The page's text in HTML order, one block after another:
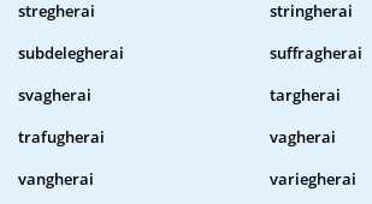
stregherai
stringherai
subdelegherai
suffragherai
svagherai
targherai
trafugherai
vagherai
vangherai
variegherai